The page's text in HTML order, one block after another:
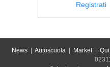
Registrati
News| Autoscuola| Market|